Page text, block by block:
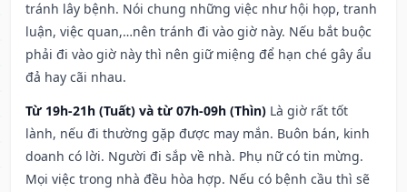
tránh lây bệnh. Nói chung những việc như hội họp, tranh
luận, việc quan,…nên tránh đi vào giờ này. Nếu bắt buộc
phải đi vào giờ này thì nên giữ miệng để hạn ché gây ẩu
đả hay cãi nhau.
Từ 19h-21h (Tuất) và từ 07h-09h (Thìn) Là giờ rất tốt
lành, nếu đi thường gặp được may mắn. Buôn bán, kinh
doanh có lời. Người đi sắp về nhà. Phụ nữ có tin mừng.
Mọi việc trong nhà đều hòa hợp. Nếu có bệnh cầu thì sẽ